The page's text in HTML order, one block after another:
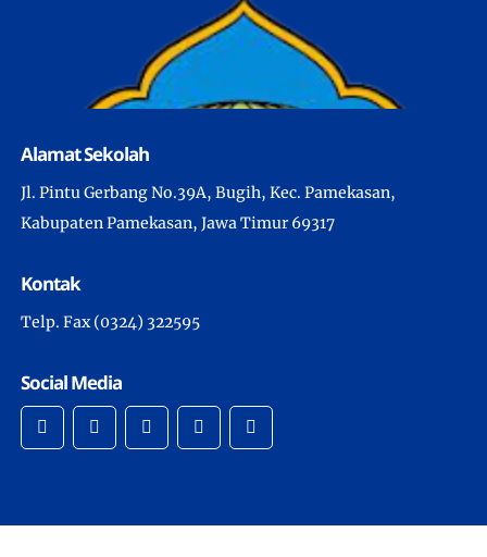
Alamat Sekolah
Jl. Pintu Gerbang No.39A, Bugih, Kec. Pamekasan,
Kabupaten Pamekasan, Jawa Timur 69317
Kontak
Telp. Fax (0324) 322595
Social Media